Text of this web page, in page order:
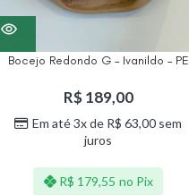
Bocejo Redondo G – Ivanildo – PE
R$189,00
Em até 3x de R$ 63,00sem
juros
R$ 179,55 no Pix